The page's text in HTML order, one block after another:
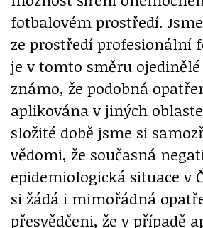
fotbalovém prostředí.
ze prostředí profesionální
je v tomto směru
známo, že podobná
aplikována v jiných
složité době jsme si
vědomi, že současná
epidemiologická situace v
si žádá i mimořádná
přesvědčeni, že v případě